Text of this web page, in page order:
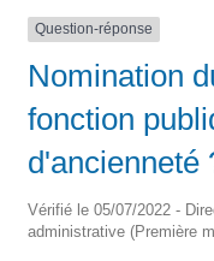
Question-réponse
Nomination
fonction
d'ancienneté
Vérifié le 05/07/2022 -
administrative (Première